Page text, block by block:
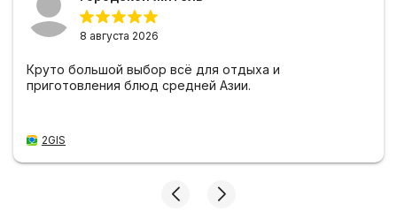
8 августа 2026
Круто большой выбор всё для отдыха и
приготовления блюд средней Азии.
2GIS